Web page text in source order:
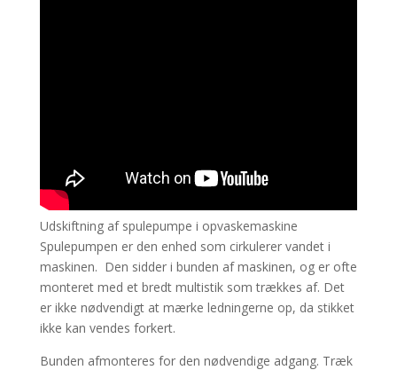
Udskiftning af spulepumpe i opvaskemaskine
Spulepumpen er den enhed som cirkulerer vandet i
maskinen. Den sidder i bunden af maskinen, og er ofte
monteret med et bredt multistik som trækkes af. Det
er ikke nødvendigt at mærke ledningerne op, da stikket
ikke kan vendes forkert.
Bunden afmonteres for den nødvendige adgang. Træk